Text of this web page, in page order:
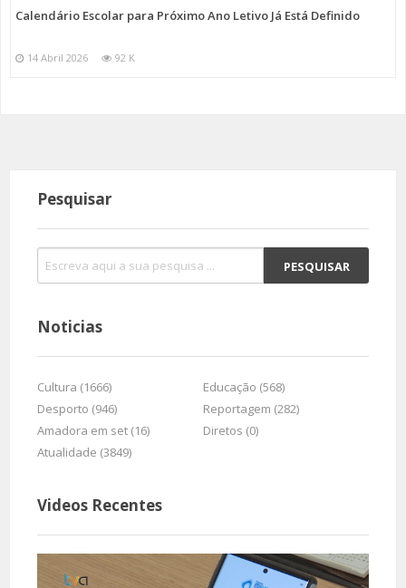
Calendário Escolar para Próximo Ano Letivo Já Está Definido
14 Abril 2026 92 K
Pesquisar
Noticias
Cultura (1666)
Educação (568)
Desporto (946)
Reportagem (282)
Amadora em set (16)
Diretos (0)
Atualidade (3849)
Videos Recentes